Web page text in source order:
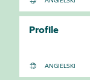
Profile